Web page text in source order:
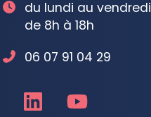
du lundi au vendredi
de 8h à 18h
06 07 91 04 29